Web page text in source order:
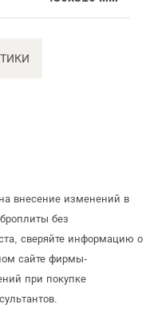
внесение изменений в
без
сверяйте информацию о
сайте фирмы-
при покупке